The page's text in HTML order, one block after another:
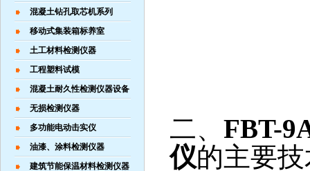
混凝土钻孔取芯机系列
移动式集装箱标养室
土工材料检测仪器
工程塑料试模
混凝土耐久性检测仪器设备
无损检测仪器
多功能电动击实仪
油漆、涂料检测仪器
建筑节能保温材料检测仪器
二、 FBT-
仪的主要